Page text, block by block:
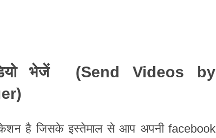
भेजें
(Send Videos by
है जिसके इस्तेमाल से आप अपनी facebook